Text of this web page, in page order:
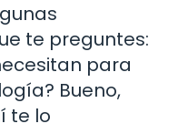
te preguntes:
para
Bueno,
te lo